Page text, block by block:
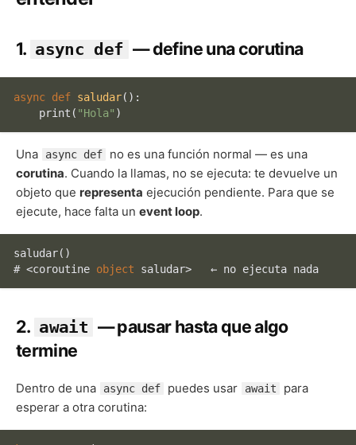
1. async def — define una corutina
async def saludar():
print ( "Hola"
Una async def
no es una función normal — es una
corutina. Cuando la llamas, no se ejecuta: te devuelve un
objeto que representa ejecución pendiente. Para que se
ejecute, hace falta un event loop.
saludar()
# <coroutine object
2. await — pausar hasta que algo
termine
Dentro de una async def puedes usar await
para
esperar a otra corutina: